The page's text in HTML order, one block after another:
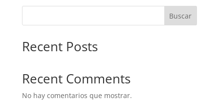
Buscar
Recent Posts
Recent Comments
No hay comentarios que mostrar.